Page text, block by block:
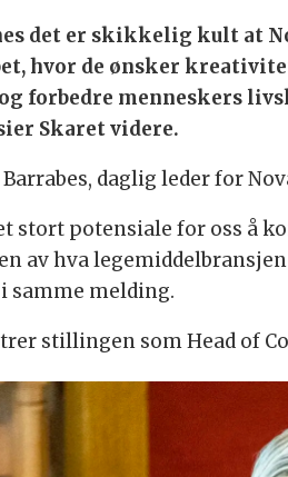
det er skikkelig kult at
hvor de ønsker
forbedre menneskers
Skaret videre.
daglig leder for
stort potensiale for oss å
av hva
samme melding.
stillingen som Head of